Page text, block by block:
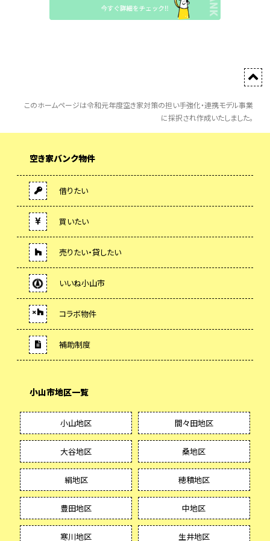
このホームページは令和元年度空き家対策の担い手強化・連携モデル事業
に採択され作成いたしました。
空き家バンク物件
借りたい
買いたい
売りたい・貸したい
いいね小山市
コラボ物件
補助制度
小山市地区一覧
小山地区 間々田地区
大谷地区 桑地区
絹地区 穂積地区
豊田地区 中地区
寒川地区 生井地区